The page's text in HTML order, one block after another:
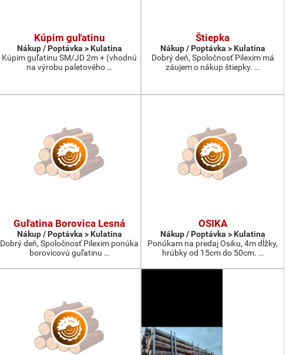
Kúpim guľatinu
Nákup / Poptávka > Kulatina
Kúpim guľatinu SM/JD 2m + (vhodnú
na výrobu paletového …
Štiepka
Nákup / Poptávka > Kulatina
Dobrý deň, Spoločnosť Pilexim má
záujem o nákup štiepky. …
Guľatina Borovica Lesná
Nákup / Poptávka > Kulatina
Dobrý deň, Spoločnosť Pilexim ponúka
borovicovú guľatinu …
OSIKA
Nákup / Poptávka > Kulatina
Ponúkam na predaj Osiku, 4m dĺžky,
hrúbky od 15cm do 50cm. …